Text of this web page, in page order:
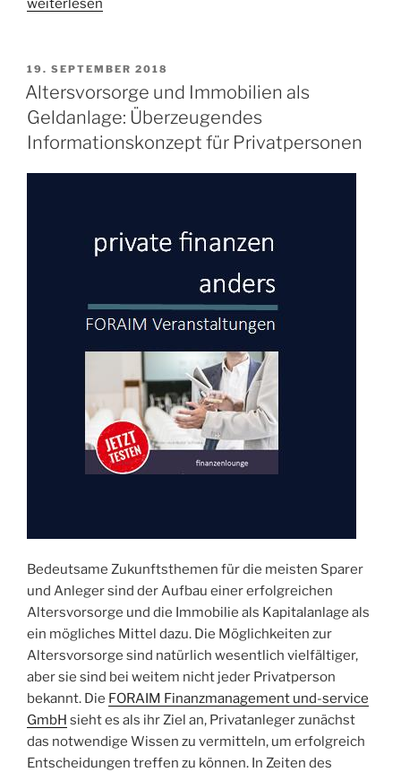
Hoffnung
nicht
angebracht
VERÖFFENTLICHT
AM
19. SEPTEMBER 2018
Altersvorsorge und Immobilien als
Geldanlage: Überzeugendes
Informationskonzept für Privatpersonen
Bedeutsame Zukunftsthemen für die meisten Sparer
und Anleger sind der Aufbau einer erfolgreichen
Altersvorsorge und die Immobilie als Kapitalanlage als
ein mögliches Mittel dazu. Die Möglichkeiten zur
Altersvorsorge sind natürlich wesentlich vielfältiger,
aber sie sind bei weitem nicht jeder Privatperson
bekannt. Die FORAIM Finanzmanagement und-service
GmbH sieht es als ihr Ziel an, Privatanleger zunächst
das notwendige Wissen zu vermitteln, um erfolgreich
Entscheidungen treffen zu können. In Zeiten des